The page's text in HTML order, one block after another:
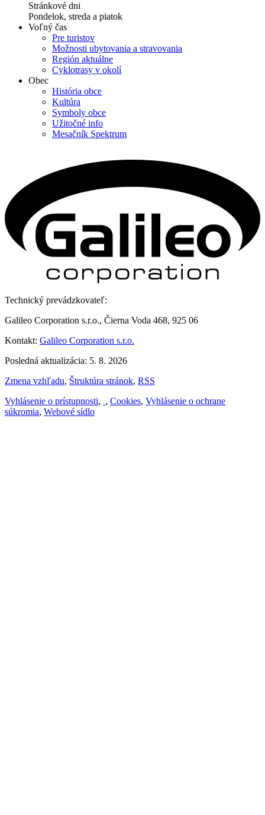
Stránkové dni
Pondelok, streda a piatok
Voľný čas
Pre turistov
Možnosti ubytovania a stravovania
Región aktuálne
Cyklotrasy v okolí
Obec
História obce
Kultúra
Symboly obce
Užitočné info
Mesačník Spektrum
Technický prevádzkovateľ:
Galileo Corporation s.r.o., Čierna Voda 468, 925 06
Kontakt: Galileo Corporation s.r.o.
Posledná aktualizácia: 5. 8. 2026
Zmena vzhľadu, Štruktúra stránok, RSS
Vyhlásenie o prístupnosti, , Cookies, Vyhlásenie o ochrane
súkromia, Webové sídlo